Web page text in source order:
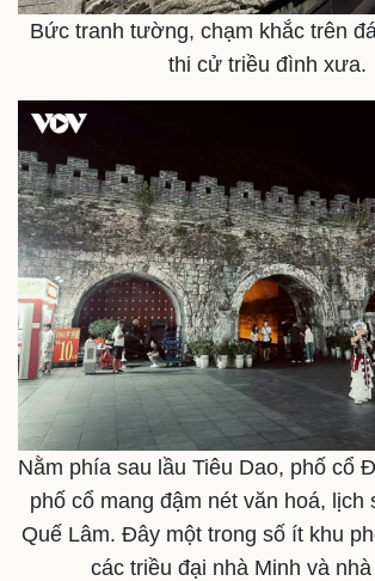
Bức tranh tường, chạm khắc trên
thi cử triều đình xưa.
Nằm phía sau lầu Tiêu Dao, phố cổ
phố cổ mang đậm nét văn hoá, lịch
Quế Lâm. Đây một trong số ít khu
các triều đại nhà Minh và